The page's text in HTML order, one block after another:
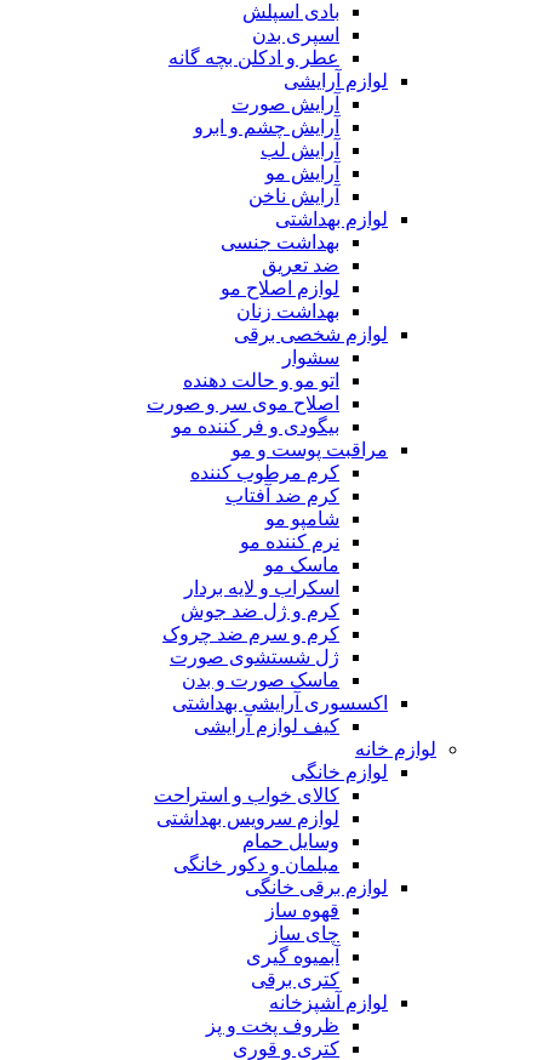
بادی اسپلش
اسپری بدن
عطر و ادکلن بچه گانه
لوازم آرایشی
آرایش صورت
آرایش چشم و ابرو
آرایش لب
آرایش مو
آرایش ناخن
لوازم بهداشتی
بهداشت جنسی
ضد تعریق
لوازم اصلاح مو
بهداشت زنان
لوازم شخصی برقی
سشوار
اتو مو و حالت دهنده
اصلاح موی سر و صورت
بیگودی و فر کننده مو
مراقبت پوست و مو
کرم مرطوب کننده
کرم ضد آفتاب
شامپو مو
نرم کننده مو
ماسک مو
اسکراب و لایه بردار
کرم و ژل ضد جوش
کرم و سرم ضد چروک
ژل شستشوی صورت
ماسک صورت و بدن
اکسسوری آرایشی بهداشتی
کیف لوازم آرایشی
لوازم خانه
لوازم خانگی
کالای خواب و استراحت
لوازم سرویس بهداشتی
وسایل حمام
مبلمان و دکور خانگی
لوازم برقی خانگی
قهوه ساز
چای ساز
آبمیوه گیری
کتری برقی
لوازم آشپزخانه
ظروف پخت و پز
کتری و قوری